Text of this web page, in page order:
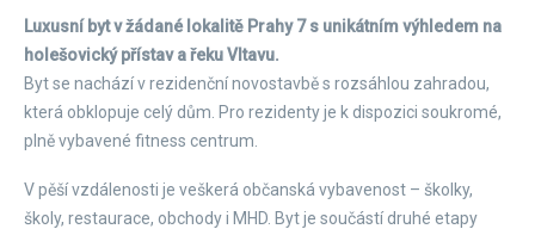
Luxusní byt v žádané lokalitě Prahy 7 s unikátním výhledem na
holešovický přístav a řeku Vltavu.
Byt se nachází v rezidenční novostavbě s rozsáhlou zahradou,
která obklopuje celý dům. Pro rezidenty je k dispozici soukromé,
plně vybavené fitness centrum.
V pěší vzdálenosti je veškerá občanská vybavenost – školky,
školy, restaurace, obchody i MHD. Byt je součástí druhé etapy